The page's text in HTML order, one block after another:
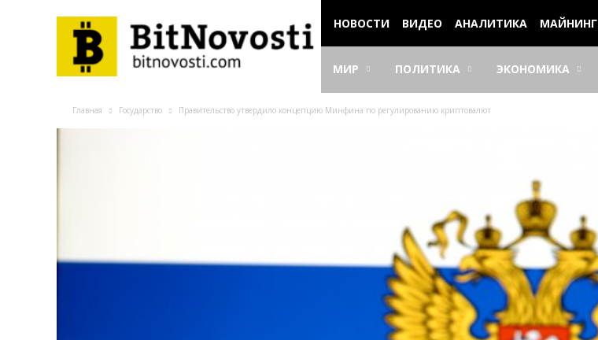
НОВОСТИ ВИДЕО АНАЛИТИКА МАЙНИНГ
МИР ПОЛИТИКА ЭКОНОМИКА
Главная Государство Правительство утвердило концепцию Минфина по регулированию криптовалют